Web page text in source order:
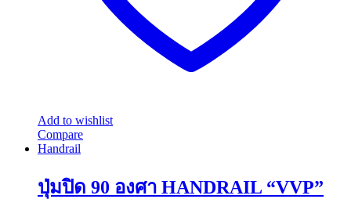
Add to wishlist
Compare
Handrail
ปุ่มปิด 90 องศา HANDRAIL “VVP”